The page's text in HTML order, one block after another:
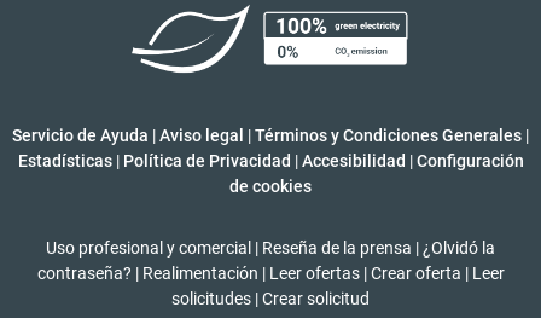
Servicio de Ayuda |Aviso legal |Términos y Condiciones Generales |
Estadísticas | Política de Privacidad | Accesibilidad | Configuración
de cookies
Uso profesional y comercial | Reseña de la prensa | ¿Olvidó la
contraseña? | Realimentación | Leer ofertas | Crear oferta | Leer
solicitudes |Crear solicitud